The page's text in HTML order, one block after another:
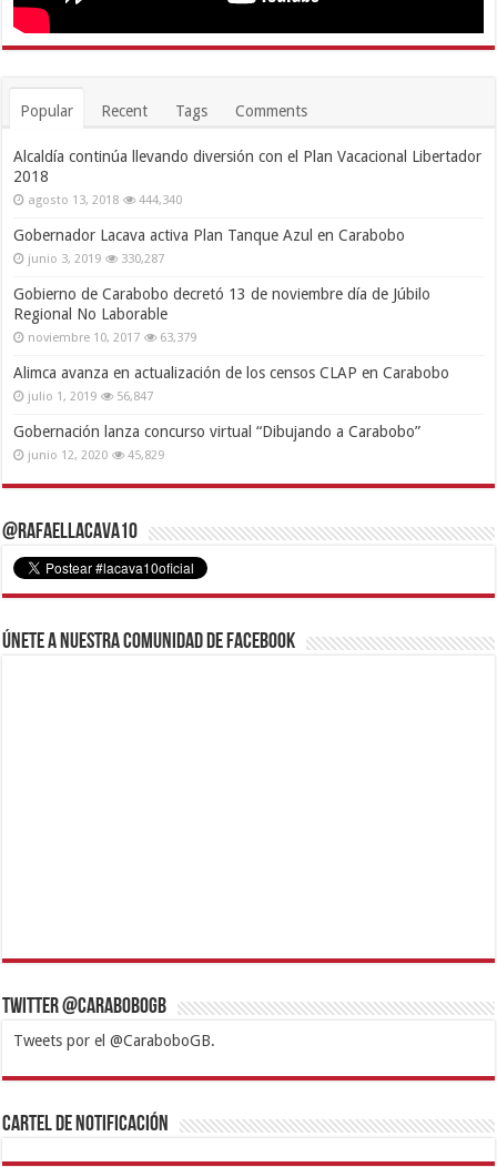
Popular Recent Tags Comments
Alcaldía continúa llevando diversión con el Plan Vacacional Libertador
2018
agosto 13, 2018 444,340
Gobernador Lacava activa Plan Tanque Azul en Carabobo
junio 3, 2019 330,287
Gobierno de Carabobo decretó 13 de noviembre día de Júbilo
Regional No Laborable
noviembre 10, 2017 63,379
Alimca avanza en actualización de los censos CLAP en Carabobo
julio 1, 2019 56,847
Gobernación lanza concurso virtual “Dibujando a Carabobo”
junio 12, 2020 45,829
@RafaelLacava10
Únete a nuestra comunidad de Facebook
Twitter @CaraboboGB
Tweets por el @CaraboboGB.
1xbetBetturkeyBetistKralbetSupertotobetTipobetMatadorbetMariobet
https://mvbcasino.com/
Cartel de Notificación